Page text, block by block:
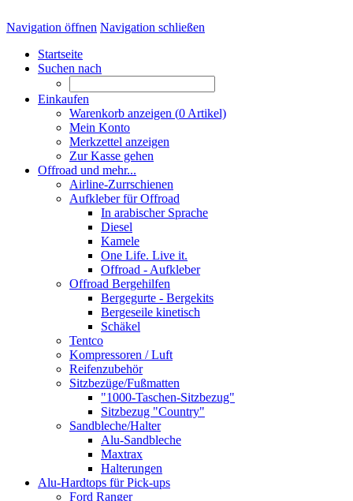
Navigation öffnen Navigation schließen
Startseite
Suchen nach
Einkaufen
Warenkorb anzeigen (0 Artikel)
Mein Konto
Merkzettel anzeigen
Zur Kasse gehen
Offroad und mehr...
Airline-Zurrschienen
Aufkleber für Offroad
In arabischer Sprache
Diesel
Kamele
One Life. Live it.
Offroad - Aufkleber
Offroad Bergehilfen
Bergegurte - Bergekits
Bergeseile kinetisch
Schäkel
Tentco
Kompressoren / Luft
Reifenzubehör
Sitzbezüge/Fußmatten
"1000-Taschen-Sitzbezug"
Sitzbezug "Country"
Sandbleche/Halter
Alu-Sandbleche
Maxtrax
Halterungen
Alu-Hardtops für Pick-ups
Ford Ranger